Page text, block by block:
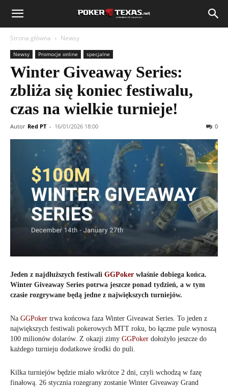
Strona główna Newsy
Newsy Promocje online specjalne
Winter Giveaway Series:
zbliża się koniec festiwalu,
czas na wielkie turnieje!
Autor Red PT - 16/01/2026 18:00 0
Jeden z najdłuższych festiwali GGPoker właśnie dobiega końca.
Winter Giveaway Series potrwa jeszcze ponad tydzień, a w tym
czasie rozgrywane będą jedne z największych turniejów.
Na GGPoker trwa końcowa faza Winter Giveawat Series. To jeden z
największych festiwali pokerowych MTT roku, bo łączne pule wynoszą
100 milionów dolarów. Z okazji zimy GGPoker dołożyło jeszcze do
każdego turnieju dodatkowe środki do puli.
Kilka turniejów będzie miało wkrótce 2 dni, czyli wchodzą w fazę
finałową. 26 stycznia rozegrany zostanie Winter Giveaway Grand